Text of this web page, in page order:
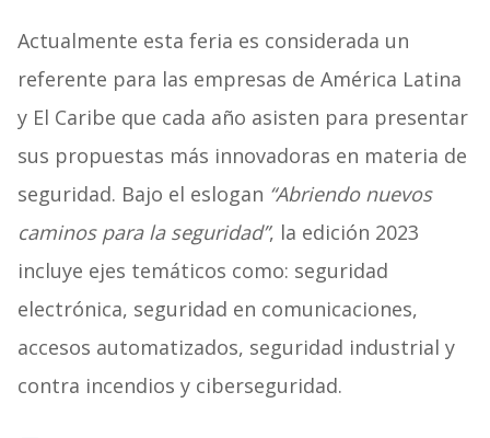
Actualmente esta feria es considerada un
referente para las empresas de América Latina
y El Caribe que cada año asisten para presentar
sus propuestas más innovadoras en materia de
seguridad. Bajo el eslogan “Abriendo nuevos
caminos para la seguridad”, la edición 2023
incluye ejes temáticos como: seguridad
electrónica, seguridad en comunicaciones,
accesos automatizados, seguridad industrial y
contra incendios y ciberseguridad.